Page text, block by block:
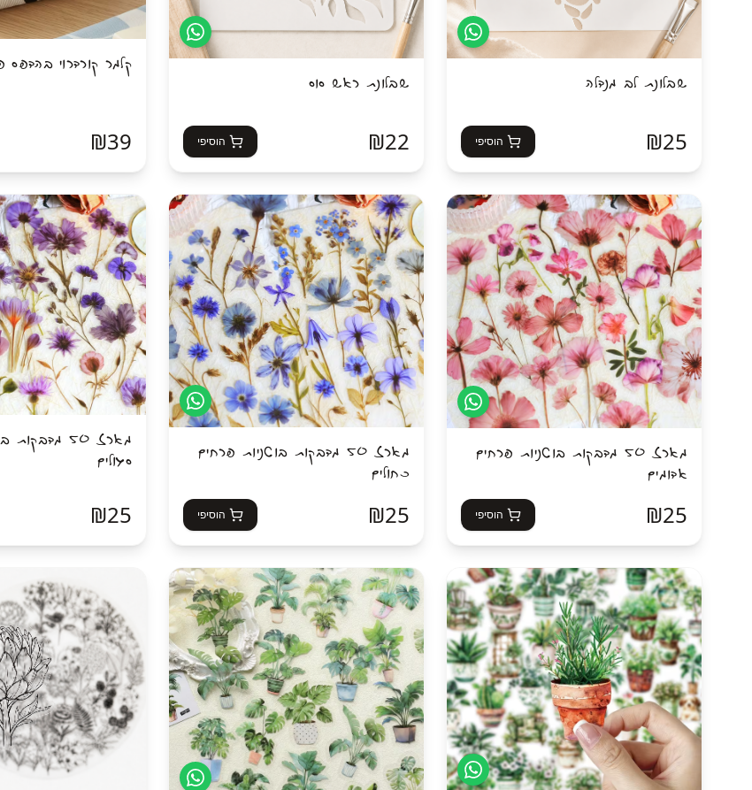
שבלונת לב מנדלה
₪25 הוסיפי
שבלונת ראש סוס
₪22 הוסיפי
קלמר קורדרוי בהדפס
₪39
מארז 50 מדבקות בוטניות פרחים
אדומים
₪25 הוסיפי
מארז 50 מדבקות בוטניות פרחים
כחולים
₪25 הוסיפי
מארז 50
סגולים
₪25